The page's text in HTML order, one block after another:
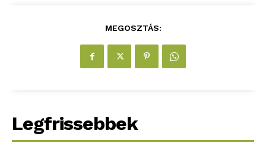
MEGOSZTÁS:
Legfrissebbek